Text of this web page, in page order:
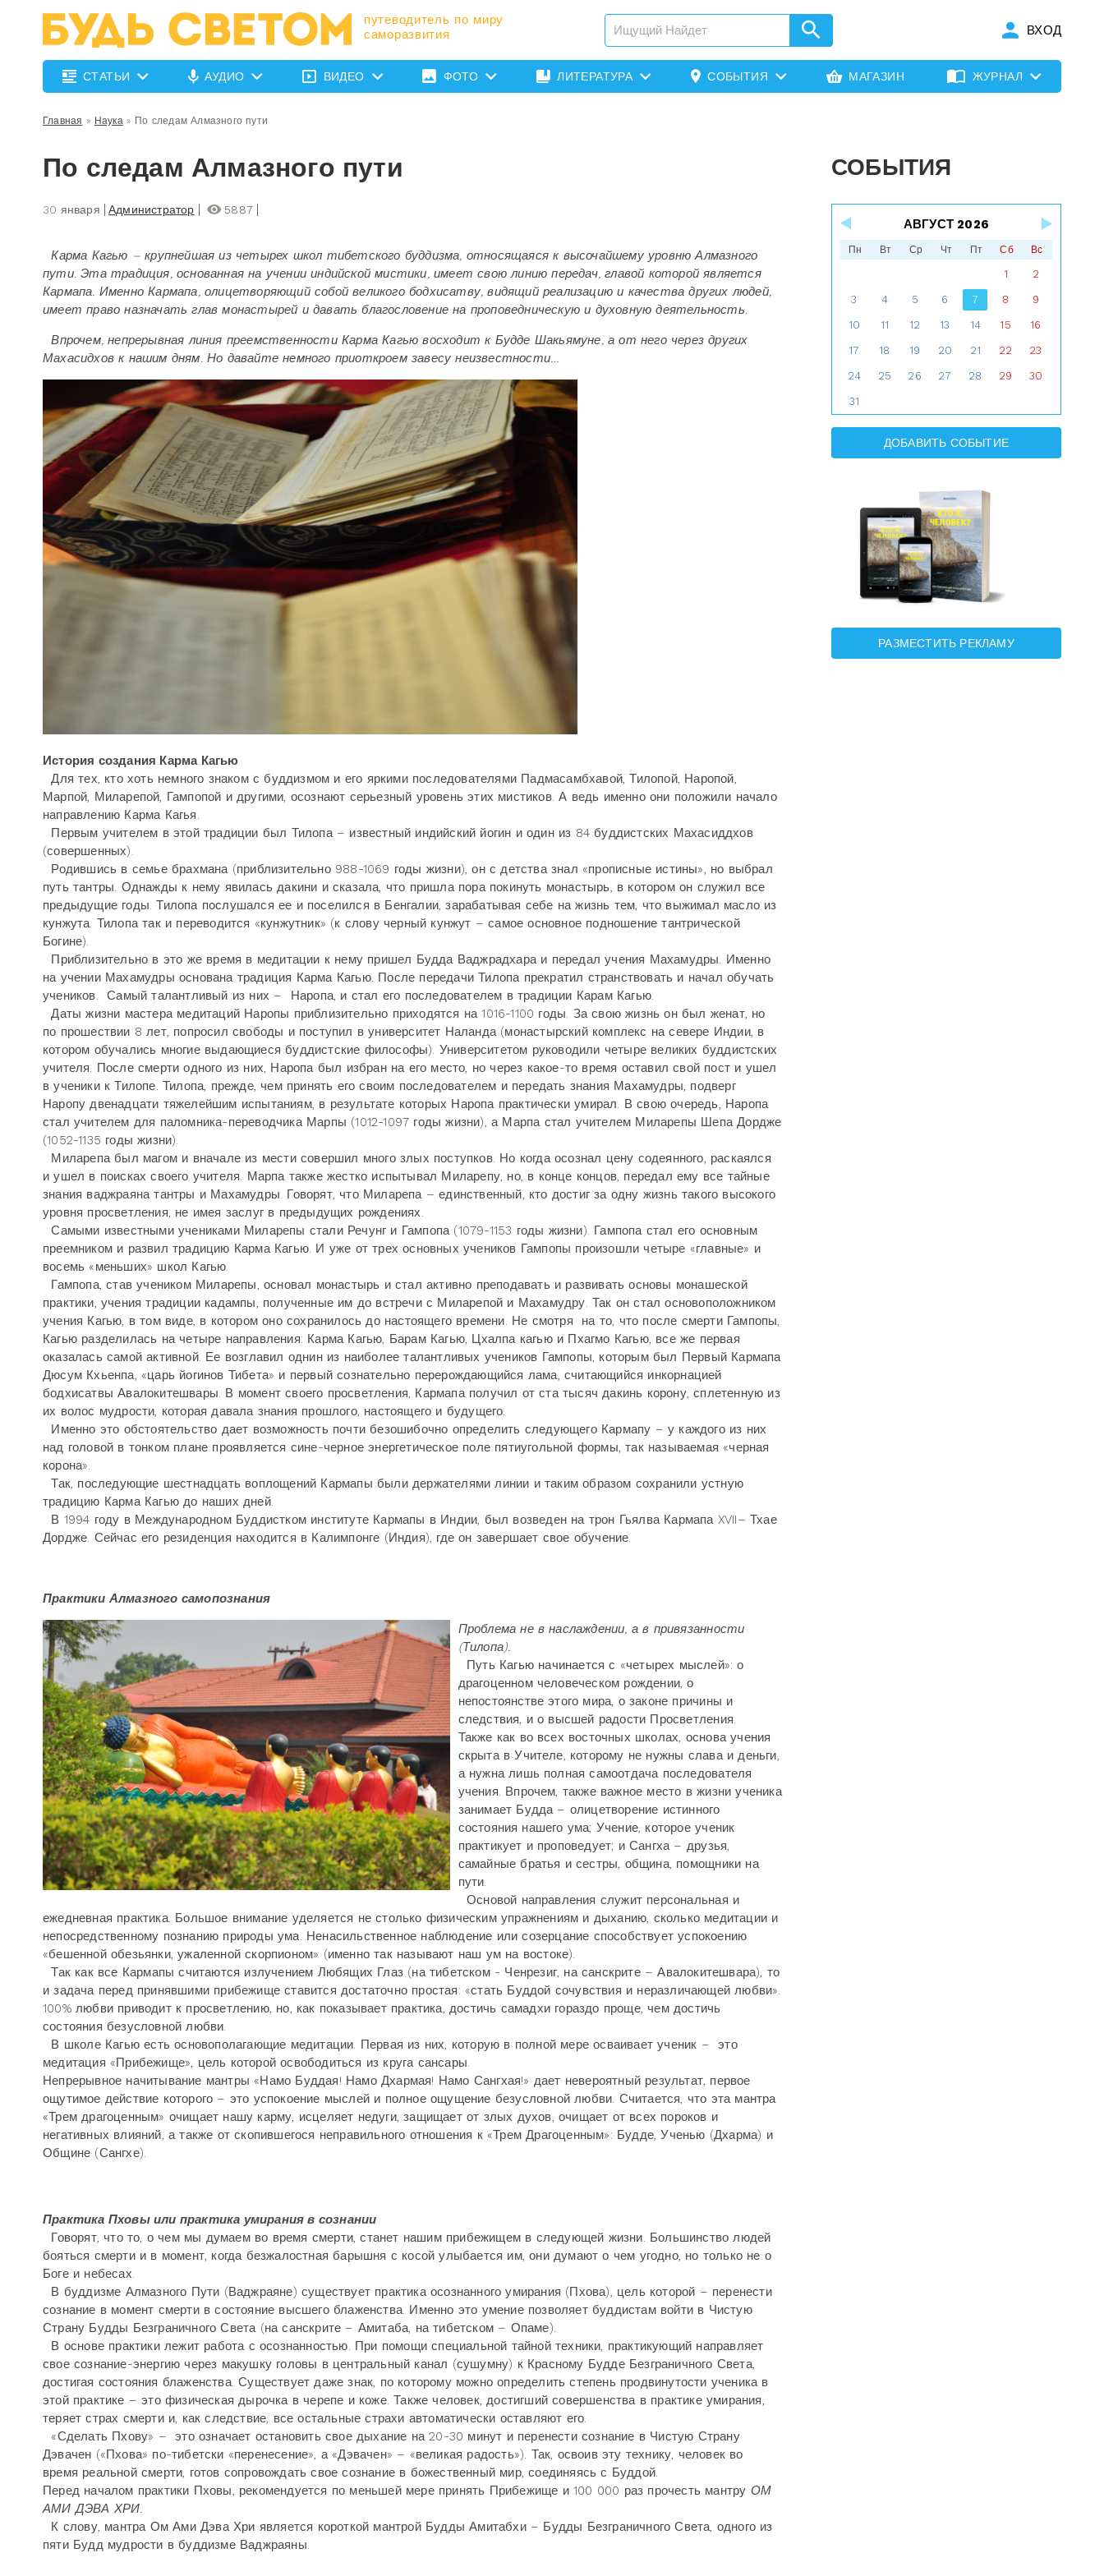
путеводитель по миру
саморазвития
ВХОД
СТАТЬИ АУДИО ВИДЕО ФОТО ЛИТЕРАТУРА СОБЫТИЯ МАГАЗИН ЖУРНАЛ
Главная » Наука» По следам Алмазного пути
По следам Алмазного пути
30 января Администратор 5887
Карма Кагью – крупнейшая из четырех школ тибетского буддизма, относящаяся к высочайшему уровню Алмазного
пути. Эта традиция, основанная на учении индийской мистики, имеет свою линию передач, главой которой является
Кармапа. Именно Кармапа, олицетворяющий собой великого бодхисатву, видящий реализацию и качества других людей,
имеет право назначать глав монастырей и давать благословение на проповедническую и духовную деятельность.
Впрочем, непрерывная линия преемственности Карма Кагью восходит к Будде Шакьямуне, а от него через других
Махасидхов к нашим дням. Но давайте немного приоткроем завесу неизвестности…
История создания Карма Кагью
Для тех, кто хоть немного знаком с буддизмом и его яркими последователями Падмасамбхавой, Тилопой, Наропой,
Марпой, Миларепой, Гампопой и другими, осознают серьезный уровень этих мистиков. А ведь именно они положили начало
направлению Карма Кагья.
Первым учителем в этой традиции был Тилопа – известный индийский йогин и один из 84 буддистских Махасиддхов
(совершенных).
Родившись в семье брахмана (приблизительно 988-1069 годы жизни), он с детства знал «прописные истины», но выбрал
путь тантры. Однажды к нему явилась дакини и сказала, что пришла пора покинуть монастырь, в котором он служил все
предыдущие годы. Тилопа послушался ее и поселился в Бенгалии, зарабатывая себе на жизнь тем, что выжимал масло из
кунжута. Тилопа так и переводится «кунжутник» (к слову черный кунжут – самое основное подношение тантрической
Богине).
Приблизительно в это же время в медитации к нему пришел Будда Ваджрадхара и передал учения Махамудры. Именно
на учении Махамудры основана традиция Карма Кагью. После передачи Тилопа прекратил странствовать и начал обучать
учеников. Самый талантливый из них – Наропа, и стал его последователем в традиции Карам Кагью.
Даты жизни мастера медитаций Наропы приблизительно приходятся на 1016-1100 годы. За свою жизнь он был женат, но
по прошествии 8 лет, попросил свободы и поступил в университет Наланда (монастырский комплекс на севере Индии, в
котором обучались многие выдающиеся буддистские философы). Университетом руководили четыре великих буддистских
учителя. После смерти одного из них, Наропа был избран на его место, но через какое-то время оставил свой пост и ушел
в ученики к Тилопе. Тилопа, прежде, чем принять его своим последователем и передать знания Махамудры, подверг
Наропу двенадцати тяжелейшим испытаниям, в результате которых Наропа практически умирал. В свою очередь, Наропа
стал учителем для паломника-переводчика Марпы (1012-1097 годы жизни), а Марпа стал учителем Миларепы Шепа Дордже
(1052-1135 годы жизни).
Миларепа был магом и вначале из мести совершил много злых поступков. Но когда осознал цену содеянного, раскаялся
и ушел в поисках своего учителя. Марпа также жестко испытывал Миларепу, но, в конце концов, передал ему все тайные
знания ваджраяна тантры и Махамудры. Говорят, что Миларепа – единственный, кто достиг за одну жизнь такого высокого
уровня просветления, не имея заслуг в предыдущих рождениях.
Самыми известными учениками Миларепы стали Речунг и Гампопа (1079-1153 годы жизни). Гампопа стал его основным
преемником и развил традицию Карма Кагью. И уже от трех основных учеников Гампопы произошли четыре «главные» и
восемь «меньших» школ Кагью.
Гампопа, став учеником Миларепы, основал монастырь и стал активно преподавать и развивать основы монашеской
практики, учения традиции кадампы, полученные им до встречи с Миларепой и Махамудру. Так он стал основоположником
учения Кагью, в том виде, в котором оно сохранилось до настоящего времени. Не смотря на то, что после смерти Гампопы,
Кагью разделилась на четыре направления: Карма Кагью, Барам Кагью, Цхалпа кагью и Пхагмо Кагью, все же первая
оказалась самой активной. Ее возглавил однин из наиболее талантливых учеников Гампопы, которым был Первый Кармапа
Дюсум Кхьенпа, «царь йогинов Тибета» и первый сознательно перерождающийся лама, считающийся инкорнацией
бодхисатвы Авалокитешвары. В момент своего просветления, Кармапа получил от ста тысяч дакинь корону, сплетенную из
их волос мудрости, которая давала знания прошлого, настоящего и будущего.
Именно это обстоятельство дает возможность почти безошибочно определить следующего Кармапу – у каждого из них
над головой в тонком плане проявляется сине-черное энергетическое поле пятиугольной формы, так называемая «черная
корона».
Так, последующие шестнадцать воплощений Кармапы были держателями линии и таким образом сохранили устную
традицию Карма Кагью до наших дней.
В 1994 году в Международном Буддистком институте Кармапы в Индии, был возведен на трон Гьялва Кармапа XVII– Тхае
Дордже. Сейчас его резиденция находится в Калимпонге (Индия), где он завершает свое обучение.
Практики Алмазного самопознания
Проблема не в наслаждении, а в привязанности
(Тилопа).
Путь Кагью начинается с «четырех мыслей»: о
драгоценном человеческом рождении, о
непостоянстве этого мира, о законе причины и
следствия, и о высшей радости Просветления.
Также как во всех восточных школах, основа учения
скрыта в Учителе, которому не нужны слава и деньги,
а нужна лишь полная самоотдача последователя
учения. Впрочем, также важное место в жизни ученика
занимает Будда – олицетворение истинного
состояния нашего ума; Учение, которое ученик
практикует и проповедует; и Сангха – друзья,
самайные братья и сестры, община, помощники на
пути.
Основой направления служит персональная и
ежедневная практика. Большое внимание уделяется не столько физическим упражнениям и дыханию, сколько медитации и
непосредственному познанию природы ума. Ненасильственное наблюдение или созерцание способствует успокоению
«бешенной обезьянки, ужаленной скорпионом» (именно так называют наш ум на востоке).
Так как все Кармапы считаются излучением Любящих Глаз (на тибетском - Ченрезиг, на санскрите – Авалокитешвара), то
и задача перед принявшими прибежище ставится достаточно простая: «стать Буддой сочувствия и неразличающей любви».
100% любви приводит к просветлению, но, как показывает практика, достичь самадхи гораздо проще, чем достичь
состояния безусловной любви.
В школе Кагью есть основополагающие медитации. Первая из них, которую в полной мере осваивает ученик – это
медитация «Прибежище», цель которой освободиться из круга сансары.
Непрерывное начитывание мантры «Намо Буддая! Намо Дхармая! Намо Сангхая!» дает невероятный результат, первое
ощутимое действие которого – это успокоение мыслей и полное ощущение безусловной любви. Считается, что эта мантра
«Трем драгоценным» очищает нашу карму, исцеляет недуги, защищает от злых духов, очищает от всех пороков и
негативных влияний, а также от скопившегося неправильного отношения к «Трем Драгоценным»: Будде, Ученью (Дхарма) и
Общине (Сангхе).
Практика Пховы или практика умирания в сознании
Говорят, что то, о чем мы думаем во время смерти, станет нашим прибежищем в следующей жизни. Большинство людей
бояться смерти и в момент, когда безжалостная барышня с косой улыбается им, они думают о чем угодно, но только не о
Боге и небесах.
В буддизме Алмазного Пути (Ваджраяне) существует практика осознанного умирания (Пхова), цель которой – перенести
сознание в момент смерти в состояние высшего блаженства. Именно это умение позволяет буддистам войти в Чистую
Страну Будды Безграничного Света (на санскрите – Амитаба, на тибетском – Опаме).
В основе практики лежит работа с осознанностью. При помощи специальной тайной техники, практикующий направляет
свое сознание-энергию через макушку головы в центральный канал (сушумну) к Красному Будде Безграничного Света,
достигая состояния блаженства. Существует даже знак, по которому можно определить степень продвинутости ученика в
этой практике – это физическая дырочка в черепе и коже. Также человек, достигший совершенства в практике умирания,
теряет страх смерти и, как следствие, все остальные страхи автоматически оставляют его.
«Сделать Пхову» – это означает остановить свое дыхание на 20-30 минут и перенести сознание в Чистую Страну
Дэвачен («Пхова» по-тибетски «перенесение», а «Дэвачен» – «великая радость»). Так, освоив эту технику, человек во
время реальной смерти, готов сопровождать свое сознание в божественный мир, соединяясь с Буддой.
Перед началом практики Пховы, рекомендуется по меньшей мере принять Прибежище и 100 000 раз прочесть мантру ОМ
АМИ ДЭВА ХРИ.
К слову, мантра Ом Ами Дэва Хри является короткой мантрой Будды Амитабхи – Будды Безграничного Света, одного из
пяти Будд мудрости в буддизме Ваджраяны.
СОБЫТИЯ
АВГУСТ 2026
Пн Вт Ср Чт Пт Сб Вс
1 2
3 4 5 6 7 8 9
10 11 12 13 14 15 16
17 18 19 20 21 22 23
24 25 26 27 28 29 30
31
ДОБАВИТЬ СОБЫТИЕ
РАЗМЕСТИТЬ РЕКЛАМУ